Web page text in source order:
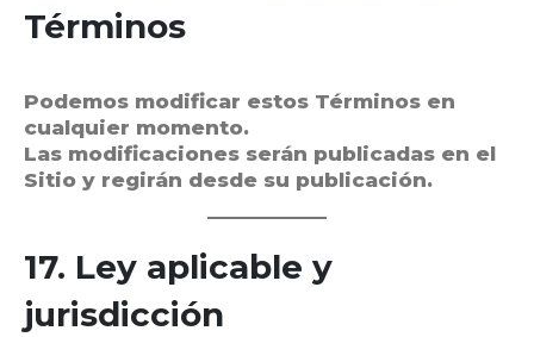
Términos
Podemos modificar estos Términos en
cualquier momento.
Las modificaciones serán publicadas en el
Sitio y regirán desde su publicación.
17. Ley aplicable y
jurisdicción